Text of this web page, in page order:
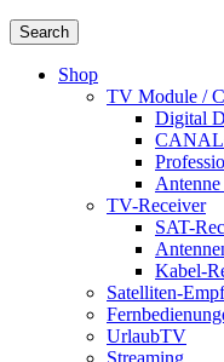
Search
Shop
TV Module /
Digital
TV-Receiver
SAT-
Kabel-
Satelliten-
UrlaubTV
Streaming